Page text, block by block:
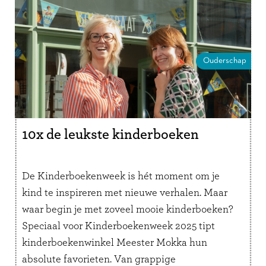
Ouderschap
10x de leukste kinderboeken
De Kinderboekenweek is hét moment om je
kind te inspireren met nieuwe verhalen. Maar
waar begin je met zoveel mooie kinderboeken?
Speciaal voor Kinderboekenweek 2025 tipt
kinderboekenwinkel Meester Mokka hun
absolute favorieten. Van grappige